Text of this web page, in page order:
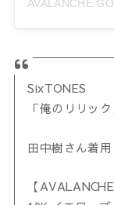
SixTONES
「俺のリリッ
田中樹さん着用
【AVALANCHE